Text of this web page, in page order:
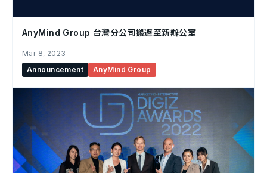
AnyMind Group 台灣分公司搬遷至新辦公室
Mar 8, 2023
Announcement
AnyMind Group